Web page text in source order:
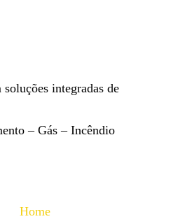
integradas de
– Gás – Incêndio
Home